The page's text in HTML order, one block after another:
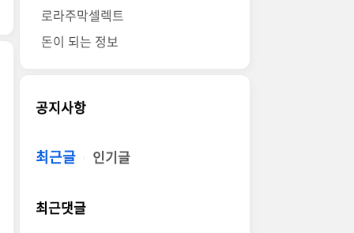
로라주막셀렉트
돈이 되는 정보
공지사항
최근글 인기글
최근댓글